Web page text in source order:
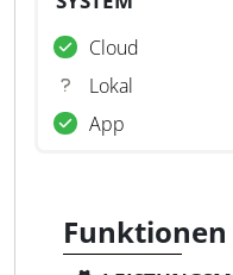
Cloud
Lokal
App
Funktionen